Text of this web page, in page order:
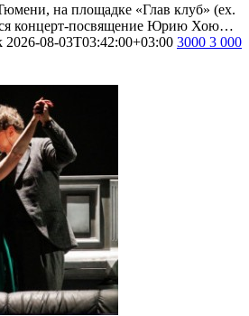
на площадке «Глав клуб» (ex.
концерт-посвящение Юрию Хою…
2026-08-03T03:42:00+03:00 3000 3 000